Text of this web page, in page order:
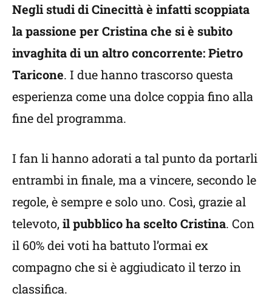
Negli studi di Cinecittà è infatti scoppiata
la passione per Cristina che si è subito
invaghita di un altro concorrente: Pietro
Taricone. I due hanno trascorso questa
esperienza come una dolce coppia fino alla
fine del programma.
I fan li hanno adorati a tal punto da portarli
entrambi in finale, ma a vincere, secondo le
regole, è sempre e solo uno. Così, grazie al
televoto, il pubblico ha scelto Cristina. Con
il 60% dei voti ha battuto l’ormai ex
compagno che si è aggiudicato il terzo in
classifica.